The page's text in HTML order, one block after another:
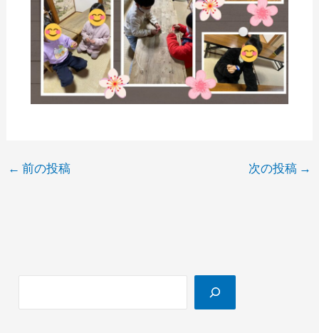
← 前の投稿 次の投稿 →